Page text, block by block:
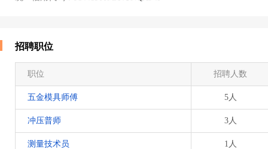
招聘职位
职位 招聘人数
五金模具师傅 5人
冲压普师 3人
测量技术员 1人